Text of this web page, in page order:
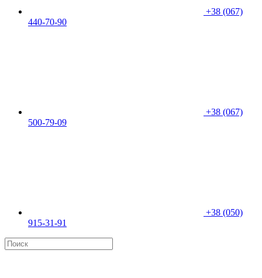
+38 (067)
440-70-90
+38 (067)
500-79-09
+38 (050)
915-31-91